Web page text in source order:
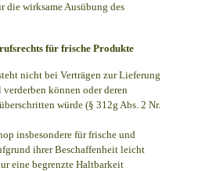
die wirksame Ausübung des
für frische Produkte
nicht bei Verträgen zur Lieferung
können oder deren
würde (§ 312g Abs. 2 Nr.
insbesondere für frische und
ihrer Beschaffenheit leicht
eine begrenzte Haltbarkeit